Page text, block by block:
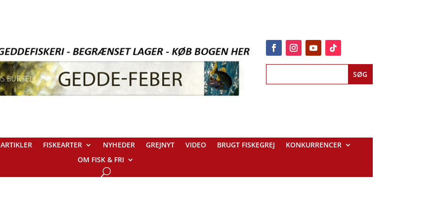
ARTIKLER FISKEARTER NYHEDER GREJNYT VIDEO BRUGT FISKEGREJ
KONKURRENCER
OM FISK & FRI